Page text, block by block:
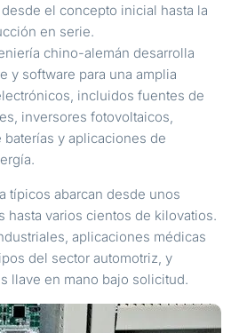
el concepto inicial hasta la
en serie.
chino-alemán desarrolla
y software para una amplia
incluidos fuentes de
inversores fotovoltaicos,
y aplicaciones de
típicos abarcan desde unos
hasta varios cientos de kilovatios.
aplicaciones médicas
del sector automotriz, y
llave en mano bajo solicitud.